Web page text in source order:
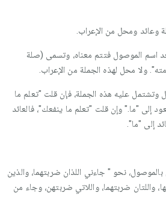
وعائد ومحل من الإعراب.
اسم الموصول فتتم معناه، وتسمى (صلة
ولا محل لهذه الجملة من الإعراب.
وتشتمل عليه هذه الجملة، فإن قلت "تعلم ما
تعود إلى "ما." وإن قلت "تعلم ما ينفعك"، فالعائد
إلى "ما".
نحو " جاءني اللذان ضربتهما، والذين
واللتان ضربتهما، واللاتي ضربتهن، وجاء من